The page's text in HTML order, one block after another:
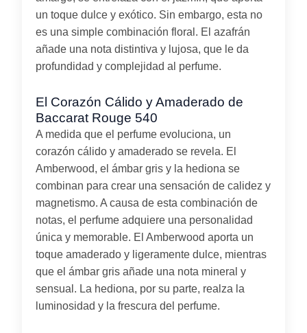
un toque dulce y exótico. Sin embargo, esta no
es una simple combinación floral. El azafrán
añade una nota distintiva y lujosa, que le da
profundidad y complejidad al perfume.
El Corazón Cálido y Amaderado de
Baccarat Rouge 540
A medida que el perfume evoluciona, un
corazón cálido y amaderado se revela. El
Amberwood, el ámbar gris y la hediona se
combinan para crear una sensación de calidez y
magnetismo. A causa de esta combinación de
notas, el perfume adquiere una personalidad
única y memorable. El Amberwood aporta un
toque amaderado y ligeramente dulce, mientras
que el ámbar gris añade una nota mineral y
sensual. La hediona, por su parte, realza la
luminosidad y la frescura del perfume.